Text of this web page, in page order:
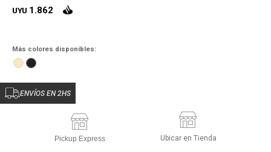
UYU 1.862
Más colores disponibles:
ENVÍOS EN 2HS
Pickup Express Ubicar en Tienda